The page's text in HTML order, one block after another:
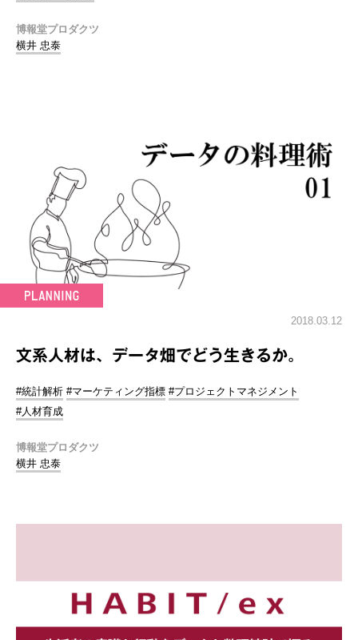
博報堂プロダクツ
横井 忠泰
2018.03.12
文系人材は、データ畑でどう生きるか。
#統計解析 #マーケティング指標 #プロジェクトマネジメント
#人材育成
博報堂プロダクツ
横井 忠泰